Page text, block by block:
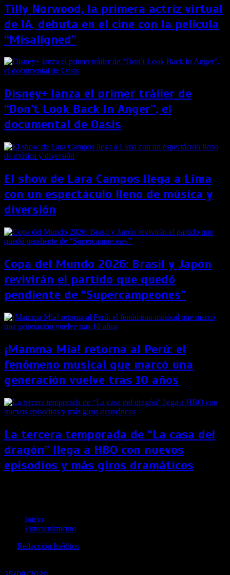
Tilly Norwood, la primera actriz virtual
de IA, debuta en el cine con la película
“Misaligned”
Disney+ lanza el primer tráiler de
“Don’t Look Back In Anger”, el
documental de Oasis
El show de Lara Campos llega a Lima
con un espectáculo lleno de música y
diversión
Copa del Mundo 2026: Brasil y Japón
revivirán el partido que quedó
pendiente de “Supercampeones”
¡Mamma Mia! retorna al Perú: el
fenómeno musical que marcó una
generación vuelve tras 10 años
La tercera temporada de “La casa del
dragón” llega a HBO con nuevos
episodios y más giros dramáticos
Inicio
Entretenimiento
Redacción Inéditos